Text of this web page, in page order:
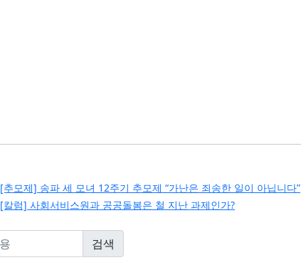
[추모제] 송파 세 모녀 12주기 추모제 “가난은 죄송한 일이 아닙니다”
[칼럼] 사회서비스원과 공공돌봄은 철 지난 과제인가?